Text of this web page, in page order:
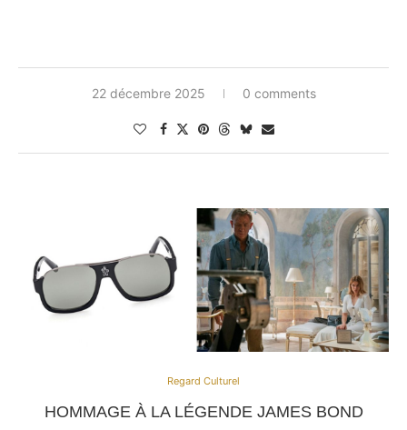
22 décembre 2025 0 comments
Regard Culturel
HOMMAGE À LA LÉGENDE JAMES BOND